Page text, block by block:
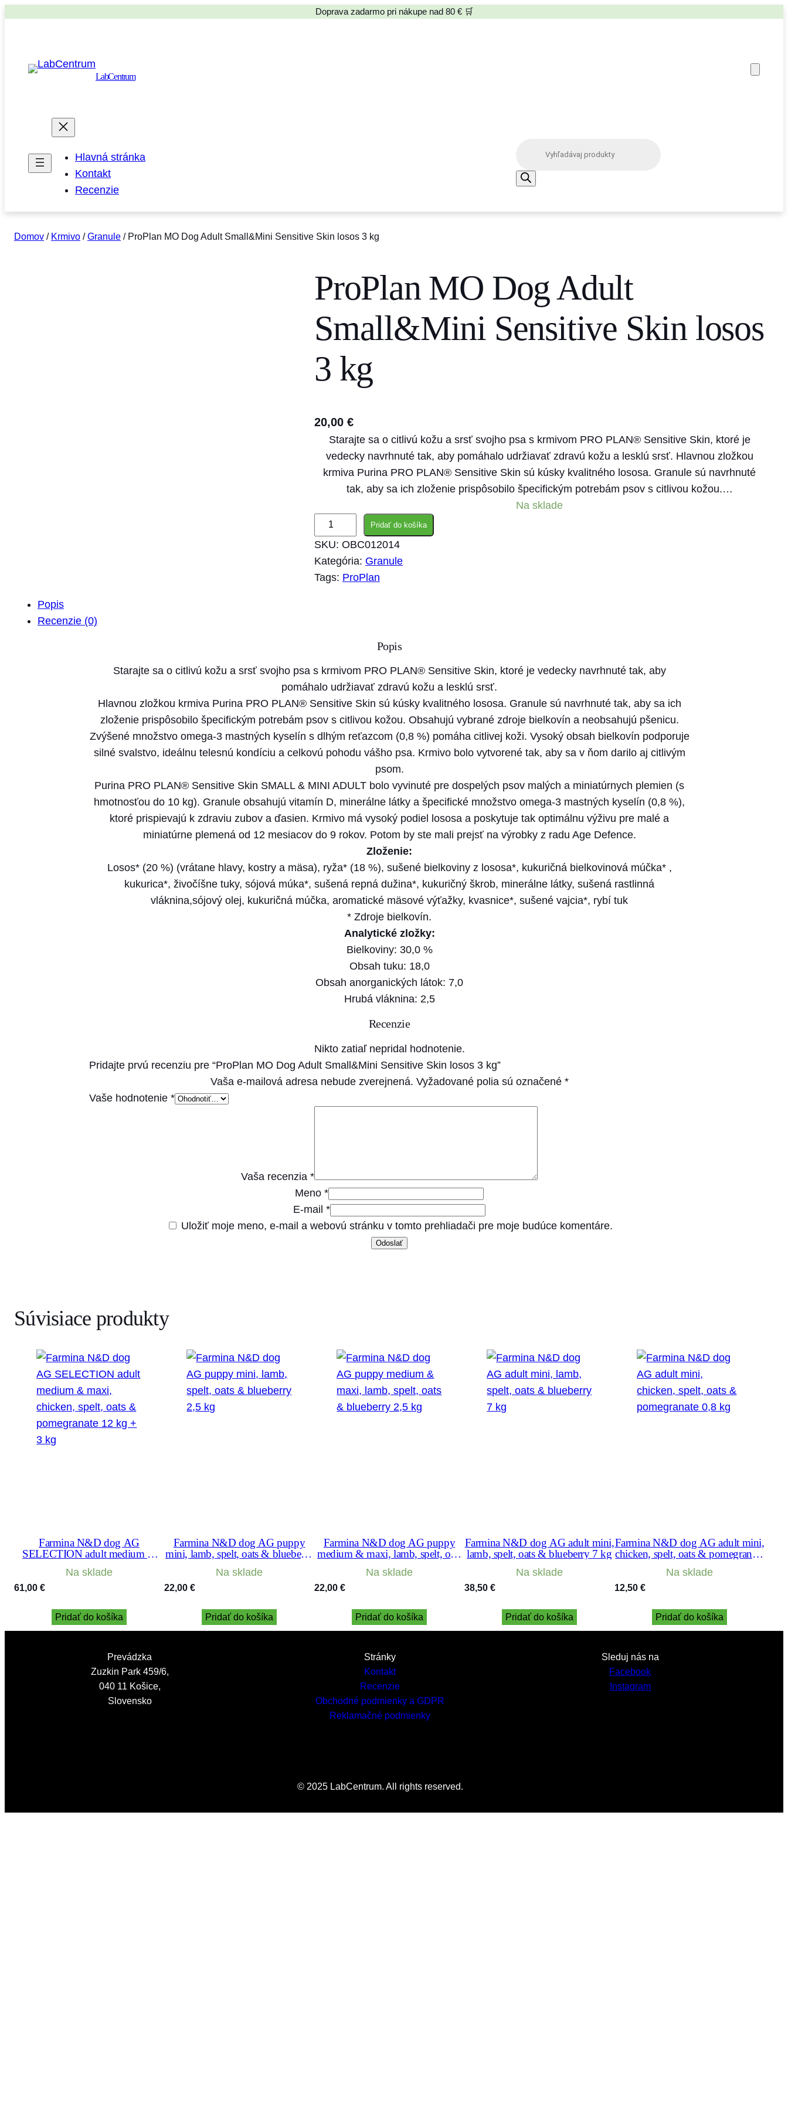
Doprava zadarmo pri nákupe nad 80 € 🛒
LabCentrum
Hlavná stránka
Kontakt
Recenzie
o
u
e
r
c
Domov / Krmivo /Granule / ProPlan MO Dog Adult Small&Mini Sensitive Skin losos 3 kg
ProPlan MO Dog Adult
Small&Mini Sensitive Skin losos
3 kg
20,00 €
Starajte sa o citlivú kožu a srsť svojho psa s krmivom PRO PLAN® Sensitive Skin, ktoré je
vedecky navrhnuté tak, aby pomáhalo udržiavať zdravú kožu a lesklú srsť. Hlavnou zložkou
krmiva Purina PRO PLAN® Sensitive Skin sú kúsky kvalitného lososa. Granule sú navrhnuté
tak, aby sa ich zloženie prispôsobilo špecifickým potrebám psov s citlivou kožou.…
Na sklade
n
r
o
P
l
a
n
O
D
o
g
d
u
l
l
i
n
i
t
i
v
e
Pridať do košíka
SKU: OBC012014
Kategória: Granule
Tags: ProPlan
Popis
Recenzie (0)
Popis
Starajte sa o citlivú kožu a srsť svojho psa s krmivom PRO PLAN® Sensitive Skin, ktoré je vedecky navrhnuté tak, aby
pomáhalo udržiavať zdravú kožu a lesklú srsť.
Hlavnou zložkou krmiva Purina PRO PLAN® Sensitive Skin sú kúsky kvalitného lososa. Granule sú navrhnuté tak, aby sa ich
zloženie prispôsobilo špecifickým potrebám psov s citlivou kožou. Obsahujú vybrané zdroje bielkovín a neobsahujú pšenicu.
Zvýšené množstvo omega-3 mastných kyselín s dlhým reťazcom (0,8 %) pomáha citlivej koži. Vysoký obsah bielkovín podporuje
silné svalstvo, ideálnu telesnú kondíciu a celkovú pohodu vášho psa. Krmivo bolo vytvorené tak, aby sa v ňom darilo aj citlivým
psom.
Purina PRO PLAN® Sensitive Skin SMALL & MINI ADULT bolo vyvinuté pre dospelých psov malých a miniatúrnych plemien (s
hmotnosťou do 10 kg). Granule obsahujú vitamín D, minerálne látky a špecifické množstvo omega-3 mastných kyselín (0,8 %),
ktoré prispievajú k zdraviu zubov a ďasien. Krmivo má vysoký podiel lososa a poskytuje tak optimálnu výživu pre malé a
miniatúrne plemená od 12 mesiacov do 9 rokov. Potom by ste mali prejsť na výrobky z radu Age Defence.
Zloženie:
Losos* (20 %) (vrátane hlavy, kostry a mäsa), ryža* (18 %), sušené bielkoviny z lososa*, kukuričná bielkovinová múčka* ,
kukurica*, živočíšne tuky, sójová múka*, sušená repná dužina*, kukuričný škrob, minerálne látky, sušená rastlinná
vláknina,sójový olej, kukuričná múčka, aromatické mäsové výťažky, kvasnice*, sušené vajcia*, rybí tuk
* Zdroje bielkovín.
Analytické zložky:
Bielkoviny: 30,0 %
Obsah tuku: 18,0
Obsah anorganických látok: 7,0
Hrubá vláknina: 2,5
Recenzie
Nikto zatiaľ nepridal hodnotenie.
Pridajte prvú recenziu pre “ProPlan MO Dog Adult Small&Mini Sensitive Skin losos 3 kg”
Vaša e-mailová adresa nebude zverejnená. Vyžadované polia sú označené *
Vaše hodnotenie *
Vaša recenzia *
Meno *
E-mail *
Uložiť moje meno, e-mail a webovú stránku v tomto prehliadači pre moje budúce komentáre.
Súvisiace produkty
Farmina N&D dog AG
SELECTION adult medium &
pomegranate 12 kg + 3 kg
Na sklade
61,00 €
Pridať do košíka
Farmina N&D dog AG puppy
mini, lamb, spelt, oats & blueberry
Na sklade
22,00 €
Pridať do košíka
Farmina N&D dog AG puppy
medium & maxi, lamb, spelt, oats
Na sklade
22,00 €
Pridať do košíka
Farmina N&D dog AG adult mini,
lamb, spelt, oats & blueberry 7 kg
Na sklade
38,50 €
Pridať do košíka
Farmina N&D dog AG adult mini,
chicken, spelt, oats & pomegranate
Na sklade
12,50 €
Pridať do košíka
Prevádzka
Zuzkin Park 459/6,
040 11 Košice,
Slovensko
Stránky
Kontakt
Recenzie
Obchodné podmienky a GDPR
Reklamačné podmienky
Sleduj nás na
Facebook
Instagram
© 2025 LabCentrum. All rights reserved.